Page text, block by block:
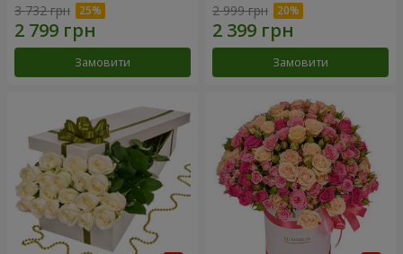
3 732 грн
Замовити
2 999 грн
Замовити